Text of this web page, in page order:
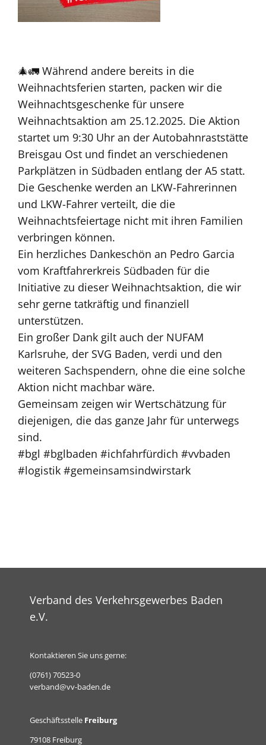
🎄🚛 Während andere bereits in die
Weihnachtsferien starten, packen wir die
Weihnachtsgeschenke für unsere
Weihnachtsaktion am 25.12.2025. Die Aktion
startet um 9:30 Uhr an der Autobahnraststätte
Breisgau Ost und findet an verschiedenen
Parkplätzen in Südbaden entlang der A5 statt.
Die Geschenke werden an LKW-Fahrerinnen
und LKW-Fahrer verteilt, die die
Weihnachtsfeiertage nicht mit ihren Familien
verbringen können.
Ein herzliches Dankeschön an Pedro Garcia
vom Kraftfahrerkreis Südbaden für die
Initiative zu dieser Weihnachtsaktion, die wir
sehr gerne tatkräftig und finanziell
unterstützen.
Ein großer Dank gilt auch der NUFAM
Karlsruhe, der SVG Baden, verdi und den
weiteren Sachspendern, ohne die eine solche
Aktion nicht machbar wäre.
Gemeinsam zeigen wir Wertschätzung für
diejenigen, die das ganze Jahr für unterwegs
sind.
#bgl #bglbaden #ichfahrfürdich #vvbaden
#logistik #gemeinsamsindwirstark
Verband des Verkehrsgewerbes Baden
e.V.
Kontaktieren Sie uns gerne:
(0761) 70523-0
verband@vv-baden.de
Geschäftsstelle Freiburg
79108 Freiburg